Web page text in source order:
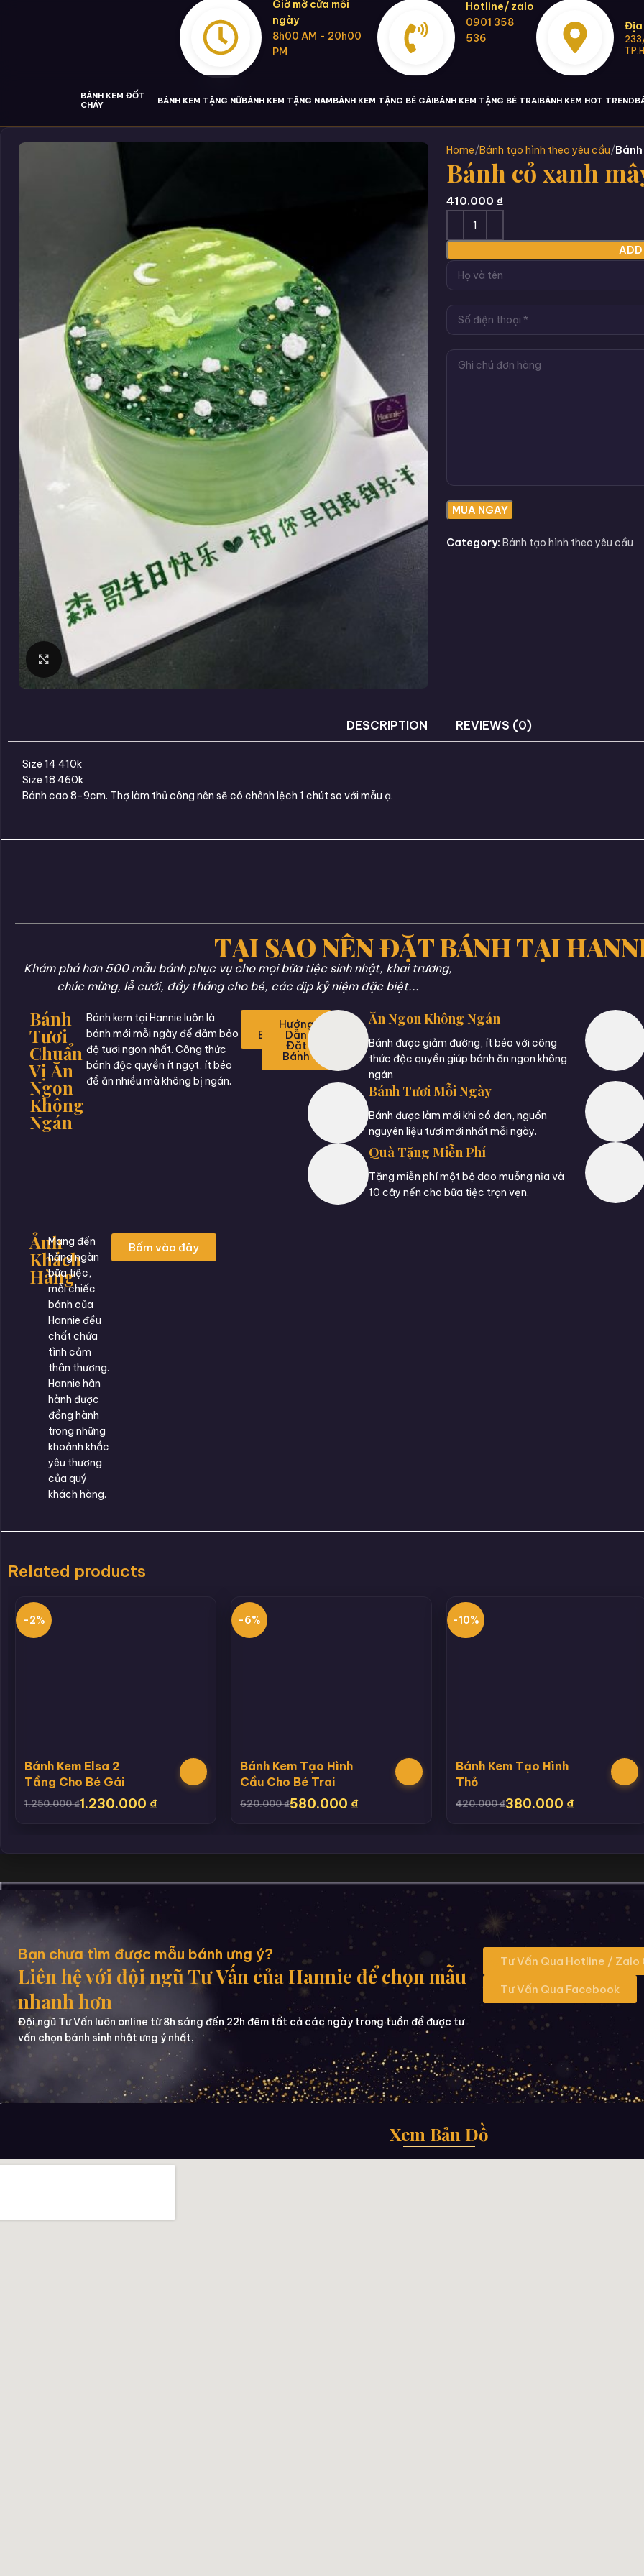
Giờ mở cửa mỗi
ngày
8h00 AM - 20h00
PM
Hotline/ zalo
0901 358
536
Địa
BÁNH KEM ĐỐT
CHÁY
BÁNH KEM TẶNG NỮBÁNH KEM TẶNG NAMBÁNH KEM TẶNG BÉ GÁIBÁNH KEM TẶNG BÉ TRAIBÁNH KEM HOT TREND
Click to enlarge
Home Bánh tạo hình theo yêu cầu
Bánh cỏ xanh
410.000 ₫
ADD
Category: Bánh tạo hình theo yêu cầu
DESCRIPTION REVIEWS (0)
Size 14 410k
Size 18 460k
Bánh cao 8-9cm. Thợ làm thủ công nên sẽ có chênh lệch 1 chút so với mẫu ạ.
TẠI SAO NÊN ĐẶT BÁNH TẠI
Khám phá hơn 500 mẫu bánh phục vụ cho mọi bữa tiệc sinh nhật, khai trương,
chúc mừng, lễ cưới, đầy tháng cho bé, các dịp kỷ niệm đặc biệt...
Bánh
Tươi
Chuẩn
Vị Ăn
Ngon
Không
Ngán
Bánh kem tại Hannie luôn là
bánh mới mỗi ngày để đảm bảo
độ tươi ngon nhất. Công thức
bánh độc quyền ít ngọt, ít béo
để ăn nhiều mà không bị ngán.
Đặt
Bánh
Hướng
Dẫn
Đặt
Bánh
Ăn Ngon Không Ngán
Bánh được giảm đường, ít béo với công
thức độc quyền giúp bánh ăn ngon không
ngán
Bánh Tươi Mỗi Ngày
Bánh được làm mới khi có đơn, nguồn
nguyên liệu tươi mới nhất mỗi ngày.
Quà Tặng Miễn Phí
Tặng miễn phí một bộ dao muỗng nĩa và
10 cây nến cho bữa tiệc trọn vẹn.
Ảnh
Khách
Hàng
Mang đến
hàng ngàn
bữa tiệc,
mỗi chiếc
bánh của
Hannie đều
chất chứa
tình cảm
thân thương.
Hannie hân
hành được
đồng hành
trong những
khoảnh khắc
yêu thương
của quý
khách hàng.
Bấm vào đây
Related products
-2%
Bánh Kem Elsa 2
Tầng Cho Bé Gái
1.250.000₫1.230.000 ₫
-6%
Bánh Kem Tạo Hình
Cầu Cho Bé Trai
620.000₫580.000 ₫
-10%
Bánh Kem Tạo Hình
Thỏ
420.000₫380.000 ₫
Bạn chưa tìm được mẫu bánh ưng ý?
Liên hệ với đội ngũ Tư Vấn của Hannie để chọn mẫu
nhanh hơn
Đội ngũ Tư Vấn luôn online từ 8h sáng đến 22h đêm tất cả các ngày trong tuần để được tư
vấn chọn bánh sinh nhật ưng ý nhất.
Tư Vấn Qua Hotline / Zalo
Tư Vấn Qua Facebook
Xem Bản Đồ